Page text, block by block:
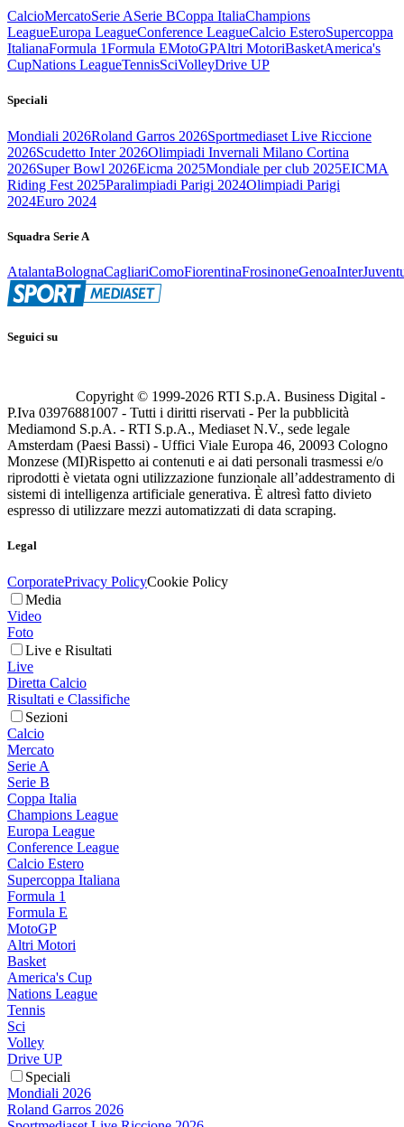
CalcioMercatoSerie ASerie BCoppa ItaliaChampions
LeagueEuropa LeagueConference LeagueCalcio EsteroSupercoppa
ItalianaFormula 1Formula EMotoGPAltri MotoriBasketAmerica's
CupNations LeagueTennisSciVolleyDrive UP
Speciali
Mondiali 2026Roland Garros 2026Sportmediaset Live Riccione
2026Scudetto Inter 2026Olimpiadi Invernali Milano Cortina
2026Super Bowl 2026Eicma 2025Mondiale per club 2025EICMA
Riding Fest 2025Paralimpiadi Parigi 2024Olimpiadi Parigi
2024Euro 2024
Squadra Serie A
AtalantaBolognaCagliariComoFiorentinaFrosinoneGenoaInter
Seguici su
Copyright © 1999-2026 RTI S.p.A. Business Digital -
P.Iva 03976881007 - Tutti i diritti riservati - Per la pubblicità
Mediamond S.p.A. - RTI S.p.A., Mediaset N.V., sede legale
Amsterdam (Paesi Bassi) - Uffici Viale Europa 46, 20093 Cologno
Monzese (MI)Rispetto ai contenuti e ai dati personali trasmessi e/o
riprodotti è vietata ogni utilizzazione funzionale all’addestramento di
sistemi di intelligenza artificiale generativa. È altresì fatto divieto
espresso di utilizzare mezzi automatizzati di data scraping.
Legal
CorporatePrivacy PolicyCookie Policy
Media
Video
Foto
Live e Risultati
Live
Diretta Calcio
Risultati e Classifiche
Sezioni
Calcio
Mercato
Serie A
Serie B
Coppa Italia
Champions League
Europa League
Conference League
Calcio Estero
Supercoppa Italiana
Formula 1
Formula E
MotoGP
Altri Motori
Basket
America's Cup
Nations League
Tennis
Sci
Volley
Drive UP
Speciali
Mondiali 2026
Roland Garros 2026